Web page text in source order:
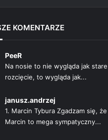
KOMENTARZE
PeeR
Na nosie to nie wygląda jak stare
rozcięcie, to wygląda jak...
janusz.andrzej
1. Marcin Tybura Zgadzam się, że
Marcin to mega sympatyczny...